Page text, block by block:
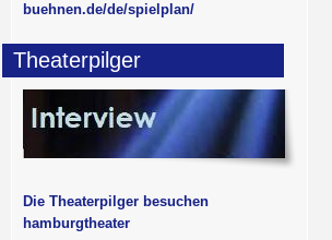
buehnen.de/de/spielplan/
Theaterpilger
Die Theaterpilger besuchen
hamburgtheater